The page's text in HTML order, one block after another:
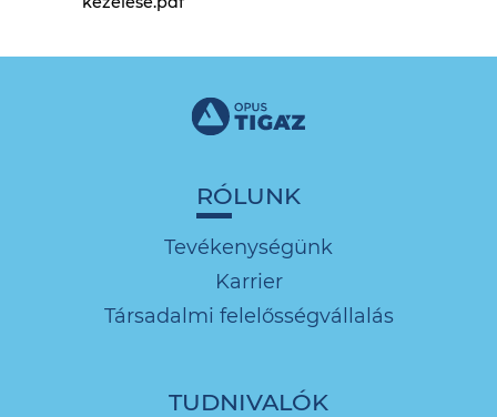
RÓLUNK
Tevékenységünk
Karrier
Társadalmi felelősségvállalás
TUDNIVALÓK